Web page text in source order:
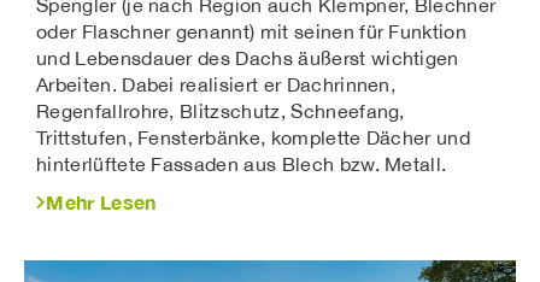
Spengler (je nach Region auch Klempner, Blechner
oder Flaschner genannt) mit seinen für Funktion
und Lebensdauer des Dachs äußerst wichtigen
Arbeiten. Dabei realisiert er Dachrinnen,
Regenfallrohre, Blitzschutz, Schneefang,
Trittstufen, Fensterbänke, komplette Dächer und
hinterlüftete Fassaden aus Blech bzw. Metall.
Mehr Lesen